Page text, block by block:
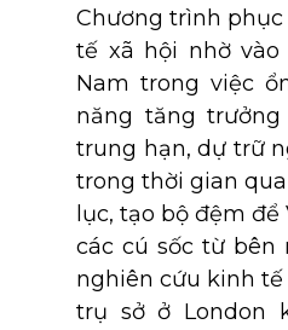
Chương trình
tế xã hội nhờ
Nam trong việc
năng tăng
trung hạn, dự trữ
trong thời gian
lục, tạo bộ đệm
các cú sốc từ bên
nghiên cứu kinh tế
trụ sở ở London